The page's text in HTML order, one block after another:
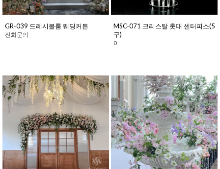
GR-039 드레시볼룸 웨딩커튼
전화문의
MSC-071 크리스탈 촛대 센터피스(5
구)
0